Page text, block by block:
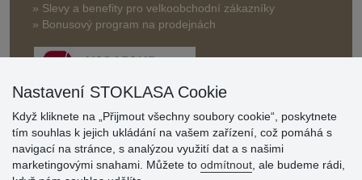
» Slevy a benefity pro velkoobchodní zákazníky
» Bonusový program na prodejnách
Hodnocení
zákazníků
Nastavení STOKLASA Cookie
Když kliknete na „Přijmout všechny soubory cookie“, poskytnete
tím souhlas k jejich ukládání na vašem zařízení, což pomáhá s
navigací na stránce, s analýzou využití dat a s našimi
marketingovými snahami. Můžete to odmítnout , ale budeme rádi,